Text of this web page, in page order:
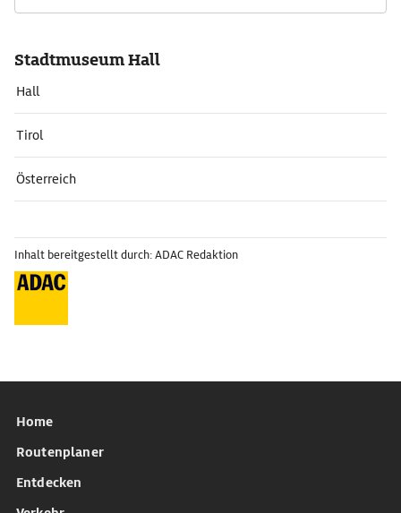
Stadtmuseum Hall
Hall
Tirol
Österreich
Inhalt bereitgestellt durch: ADAC Redaktion
Home
Routenplaner
Entdecken